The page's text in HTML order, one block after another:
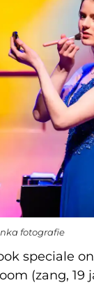
fotografie
speciale
(zang, 19